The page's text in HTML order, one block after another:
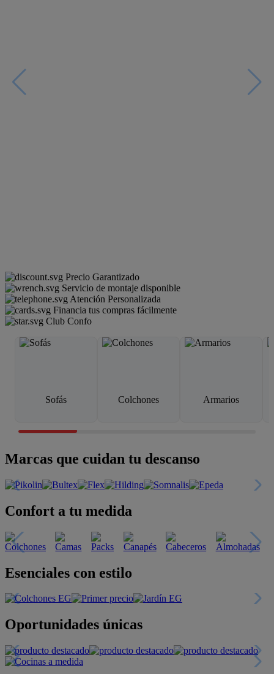
Precio Garantizado
Servicio de montaje disponible
Atención Personalizada
Financia tus compras fácilmente
Club Confo
Sofás Colchones Armarios
Marcas que cuidan tu descanso
Confort a tu medida
Esenciales con estilo
Oportunidades únicas